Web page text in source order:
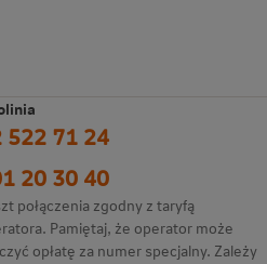
522 71 24
20 30 40
połączenia zgodny z taryfą
Pamiętaj, że operator może
opłatę za numer specjalny. Zależy